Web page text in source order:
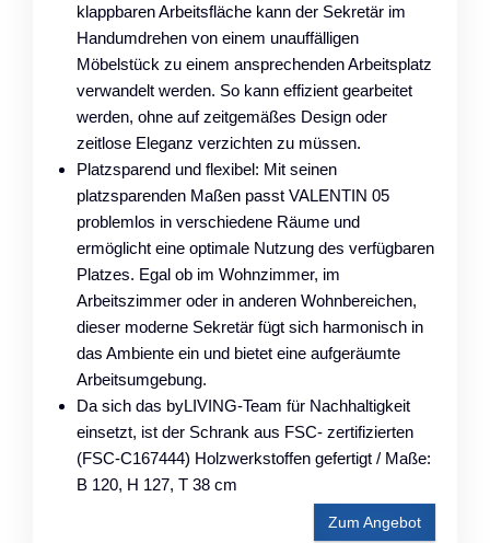
klappbaren Arbeitsfläche kann der Sekretär im
Handumdrehen von einem unauffälligen
Möbelstück zu einem ansprechenden Arbeitsplatz
verwandelt werden. So kann effizient gearbeitet
werden, ohne auf zeitgemäßes Design oder
zeitlose Eleganz verzichten zu müssen.
Platzsparend und flexibel: Mit seinen
platzsparenden Maßen passt VALENTIN 05
problemlos in verschiedene Räume und
ermöglicht eine optimale Nutzung des verfügbaren
Platzes. Egal ob im Wohnzimmer, im
Arbeitszimmer oder in anderen Wohnbereichen,
dieser moderne Sekretär fügt sich harmonisch in
das Ambiente ein und bietet eine aufgeräumte
Arbeitsumgebung.
Da sich das byLIVING-Team für Nachhaltigkeit
einsetzt, ist der Schrank aus FSC- zertifizierten
(FSC-C167444) Holzwerkstoffen gefertigt / Maße:
B 120, H 127, T 38 cm
Zum Angebot